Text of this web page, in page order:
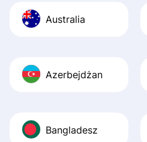
Australia
Azerbejdżan
Bangladesz